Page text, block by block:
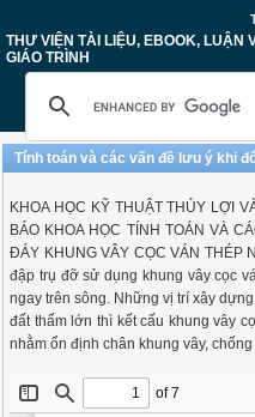
THƯ VIỆN TÀI LIỆU, EBOOK, LUẬN
GIÁO TRÌNH
Tính toán và các vấn đề lưu ý khi
KHOA HỌC KỸ THUẬT THỦY LỢI
BÁO KHOA HỌC TÍNH TOÁN VÀ
ĐÁY KHUNG VÂY CỌC VÁN THÉP
đập trụ đỡ sử dụng khung vây cọc
ngay trên sông. Những vị trí xây
đất thấm lớn thì kết cấu khung vây
nhằm ổn định chân khung vây,